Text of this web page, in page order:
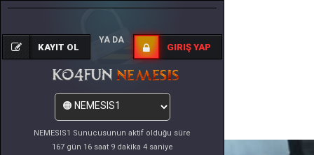
NEMESIS1 Sunucusunun aktif olduğu süre
167 gün 16 saat 9 dakika 4 saniye
KAYIT OL
YA DA
GIRIŞ YAP